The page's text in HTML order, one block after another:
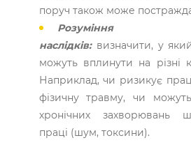
поруч також може
Розуміння
наслідків:визначити, у
можуть вплинути на різні
Наприклад, чи ризикує
фізичну травму, чи
хронічних захворювань
праці (шум, токсини).